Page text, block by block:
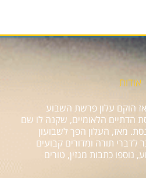
אודות
לפני 25 שנה, אז הוקם עלון פרשת השבוע
הדתיים הלאומיים, שקנה לו שם
מאז, העלון הפך לשבועון
לדברי תורה ומדורים קבועים
כתבות מגזין, טורים